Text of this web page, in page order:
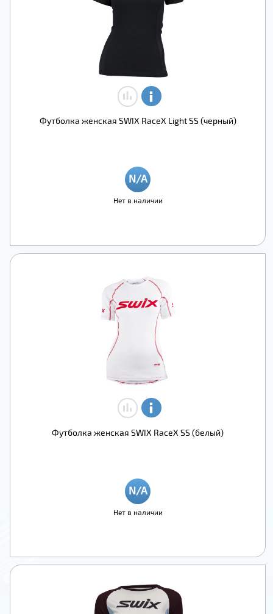
Футболка женская SWIX RaceX Light SS (черный)
Нет в наличии
Футболка женская SWIX RaceX SS (белый)
Нет в наличии